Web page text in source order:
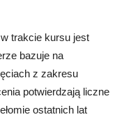
trakcie kursu jest
bazuje na
z zakresu
potwierdzają liczne
ostatnich lat